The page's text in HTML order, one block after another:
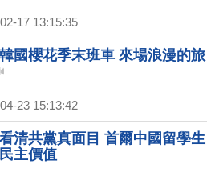
17 13:15:35
國櫻花季末班車 來場浪漫的旅
23 15:13:42
清共黨真面目 首爾中國留學生
主價值